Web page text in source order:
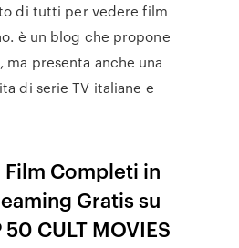
di tutti per vedere film
è un blog che propone
presenta anche una
di serie TV italiane e
Completi in
Gratis su
CULT MOVIES